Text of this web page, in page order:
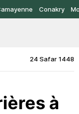
Conakry
24 Safar 1448
à